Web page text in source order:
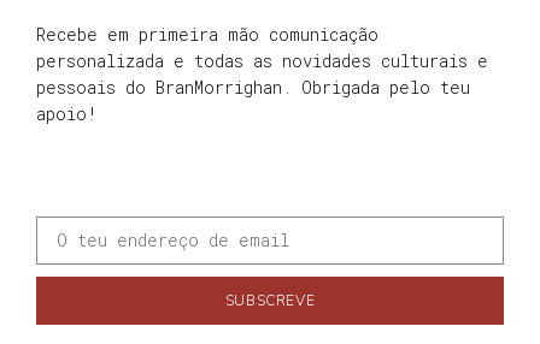
Recebe em primeira mão comunicação
personalizada e todas as novidades culturais e
pessoais do BranMorrighan. Obrigada pelo teu
apoio!
SUBSCREVE